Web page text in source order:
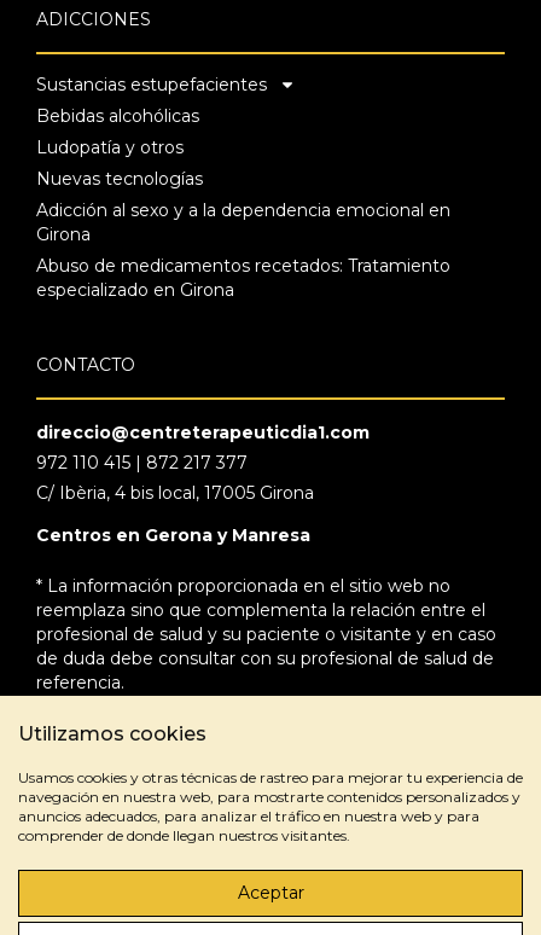
Utilizamos cookies
Usamos cookies y otras técnicas de rastreo para mejorar tu experiencia de
navegación en nuestra web, para mostrarte contenidos personalizados y
anuncios adecuados, para analizar el tráfico en nuestra web y para
comprender de donde llegan nuestros visitantes.
Aceptar
ADICCIONES
Sustancias estupefacientes
Bebidas alcohólicas
Ludopatía y otros
Nuevas tecnologías
Adicción al sexo y a la dependencia emocional en
Girona
Abuso de medicamentos recetados: Tratamiento
especializado en Girona
CONTACTO
direccio@centreterapeuticdia1.com
972 110 415 | 872 217 377
C/ Ibèria, 4 bis local, 17005 Girona
Centros en Gerona y Manresa
* La información proporcionada en el sitio web no
reemplaza sino que complementa la relación entre el
profesional de salud y su paciente o visitante y en caso
de duda debe consultar con su profesional de salud de
referencia.
Política de privacidad
Política de cookies